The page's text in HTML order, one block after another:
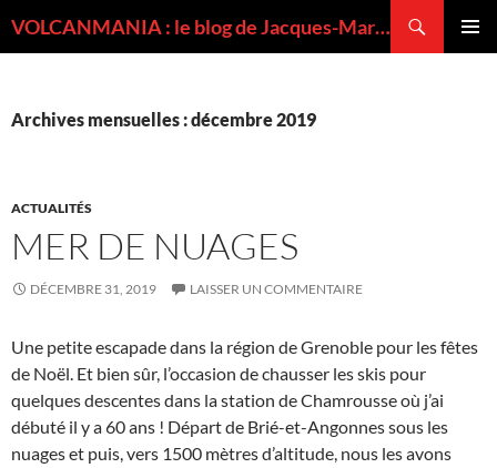
VOLCANMANIA : le blog de Jacques-Marie BARDINTZEFF, volcanologue
Archives mensuelles : décembre 2019
ACTUALITÉS
MER DE NUAGES
DÉCEMBRE 31, 2019 LAISSER UN COMMENTAIRE
Une petite escapade dans la région de Grenoble pour les fêtes
de Noël. Et bien sûr, l’occasion de chausser les skis pour
quelques descentes dans la station de Chamrousse où j’ai
débuté il y a 60 ans ! Départ de Brié-et-Angonnes sous les
nuages et puis, vers 1500 mètres d’altitude, nous les avons